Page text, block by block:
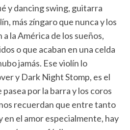
y dancing swing, guitarra
más zíngaro que nunca y los
la América de los sueños,
o que acaban en una celda
jamás. Ese violín lo
y Dark Night Stomp, es el
por la barra y los coros
recuerdan que entre tanto
el amor especialmente, hay